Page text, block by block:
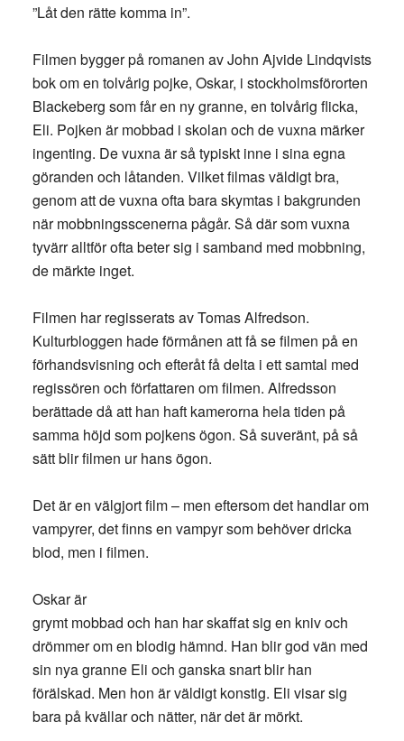
”Låt den rätte komma in”.
Filmen bygger på romanen av John Ajvide Lindqvists
bok om en tolvårig pojke, Oskar, i stockholmsförorten
Blackeberg som får en ny granne, en tolvårig flicka,
Eli. Pojken är mobbad i skolan och de vuxna märker
ingenting. De vuxna är så typiskt inne i sina egna
göranden och låtanden. Vilket filmas väldigt bra,
genom att de vuxna ofta bara skymtas i bakgrunden
när mobbningsscenerna pågår. Så där som vuxna
tyvärr alltför ofta beter sig i samband med mobbning,
de märkte inget.
Filmen har regisserats av Tomas Alfredson.
Kulturbloggen hade förmånen att få se filmen på en
förhandsvisning och efteråt få delta i ett samtal med
regissören och författaren om filmen. Alfredsson
berättade då att han haft kamerorna hela tiden på
samma höjd som pojkens ögon. Så suveränt, på så
sätt blir filmen ur hans ögon.
Det är en välgjort film – men eftersom det handlar om
vampyrer, det finns en vampyr som behöver dricka
blod, men i filmen.
Oskar är
grymt mobbad och han har skaffat sig en kniv och
drömmer om en blodig hämnd. Han blir god vän med
sin nya granne Eli och ganska snart blir han
förälskad. Men hon är väldigt konstig. Eli visar sig
bara på kvällar och nätter, när det är mörkt.